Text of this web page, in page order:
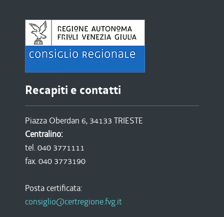
Recapiti e contatti
Piazza Oberdan 6, 34133 TRIESTE
Centralino:
tel. 040 3771111
fax. 040 3773190
Posta certificata:
consiglio@certregione.fvg.it